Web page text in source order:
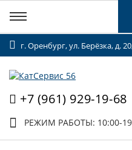
г. Оренбург, ул. Берёзка, д.
+7 (961) 929-19-68
РЕЖИМ РАБОТЫ: 10:00-